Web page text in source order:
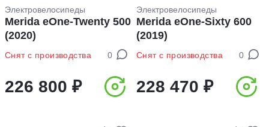
Электровелосипеды
Merida eOne-Twenty 500
(2020)
Снят с производства 0
226 800 ₽
Электровелосипеды
Merida eOne-Sixty 600
(2019)
Снят с производства 0
228 470 ₽